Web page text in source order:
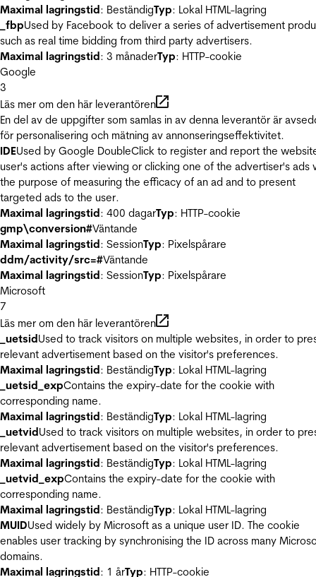
Maximal lagringstid: BeständigTyp: Lokal HTML-lagring
_fbpUsed by Facebook to deliver a series of advertisement
such as real time bidding from third party advertisers.
Maximal lagringstid: 3 månaderTyp: HTTP-cookie
Google
3
Läs mer om den här leverantören
En del av de uppgifter som samlas in av denna leverantör är
för personalisering och mätning av annonseringseffektivitet.
IDEUsed by Google DoubleClick to register and report the
user's actions after viewing or clicking one of the advertiser's ads
the purpose of measuring the efficacy of an ad and to present
targeted ads to the user.
Maximal lagringstid: 400 dagarTyp: HTTP-cookie
gmp\conversion#Väntande
Maximal lagringstid: SessionTyp: Pixelspårare
ddm/activity/src=#Väntande
Maximal lagringstid: SessionTyp: Pixelspårare
Microsoft
7
Läs mer om den här leverantören
_uetsidUsed to track visitors on multiple websites, in order to
relevant advertisement based on the visitor's preferences.
Maximal lagringstid: BeständigTyp: Lokal HTML-lagring
_uetsid_expContains the expiry-date for the cookie with
corresponding name.
Maximal lagringstid: BeständigTyp: Lokal HTML-lagring
_uetvidUsed to track visitors on multiple websites, in order to
relevant advertisement based on the visitor's preferences.
Maximal lagringstid: BeständigTyp: Lokal HTML-lagring
_uetvid_expContains the expiry-date for the cookie with
corresponding name.
Maximal lagringstid: BeständigTyp: Lokal HTML-lagring
MUIDUsed widely by Microsoft as a unique user ID. The cookie
enables user tracking by synchronising the ID across many
domains.
Maximal lagringstid: 1 årTyp: HTTP-cookie